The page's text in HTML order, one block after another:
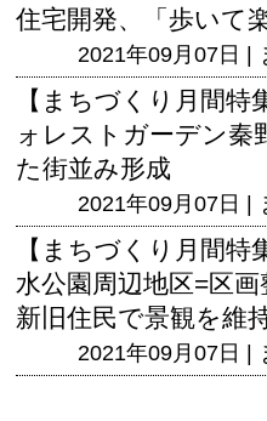
住宅開発、「歩いて
2021年09月07日 |
【まちづくり月間特
ォレストガーデン秦
た街並み形成
2021年09月07日 |
【まちづくり月間
水公園周辺地区=区画
新旧住民で景観を維
2021年09月07日 |